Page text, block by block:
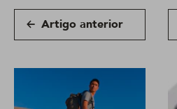
Artigo anterior